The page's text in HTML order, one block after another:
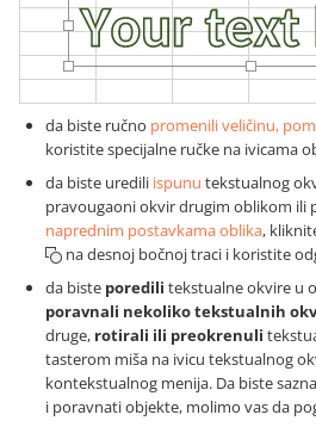
da biste ručno promenili veličinu,
koristite specijalne ručke na ivicama
da biste uredili ispunu tekstualnog
pravougaoni okvir drugim oblikom ili
naprednim postavkama oblika,
na desnoj bočnoj traci i koristite
da biste poredili tekstualne okvire u
poravnali nekoliko tekstualnih
druge, rotirali ili preokrenuli
tasterom miša na ivicu tekstualnog
kontekstualnog menija. Da biste
i poravnati objekte, molimo vas da